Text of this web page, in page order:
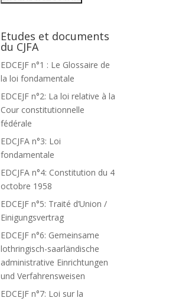
Etudes et documents
du CJFA
EDCEJF n°1 : Le Glossaire de
la loi fondamentale
EDCEJF n°2: La loi relative à la
Cour constitutionnelle
fédérale
EDCJFA n°3: Loi
fondamentale
EDCJFA n°4: Constitution du 4
octobre 1958
EDCEJF n°5: Traité d’Union /
Einigungsvertrag
EDCEJF n°6: Gemeinsame
lothringisch-saarländische
administrative Einrichtungen
und Verfahrensweisen
EDCEJF n°7: Loi sur la